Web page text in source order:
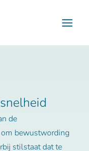
de
bewustwording
stilstaat dat te